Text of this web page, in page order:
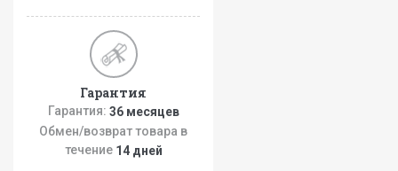
Гарантия
Гарантия: 36 месяцев
Обмен/возврат товара в
течение 14 дней